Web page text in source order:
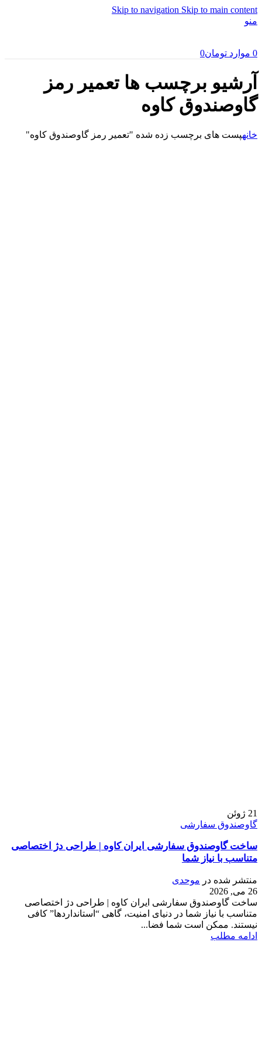
Skip to navigation Skip to main content
منو
0 موارد تومان0
آرشیو برچسب ها تعمیر رمز
گاوصندوق کاوه
خانهپست های برچسب زده شده "تعمیر رمز گاوصندوق کاوه"
21 ژوئن
گاوصندوق سفارشی
ساخت گاوصندوق سفارشی ایران کاوه | طراحی دژ اختصاصی
متناسب با نیاز شما
منتشر شده در موحدی
26 می, 2026
ساخت گاوصندوق سفارشی ایران کاوه | طراحی دژ اختصاصی
متناسب با نیاز شما در دنیای امنیت، گاهی “استانداردها” کافی
نیستند. ممکن است شما فضا...
ادامه مطلب